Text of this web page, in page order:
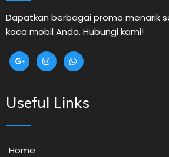
Dapatkan berbagai promo menarik
kaca mobil Anda. Hubungi kami!
Useful Links
Home